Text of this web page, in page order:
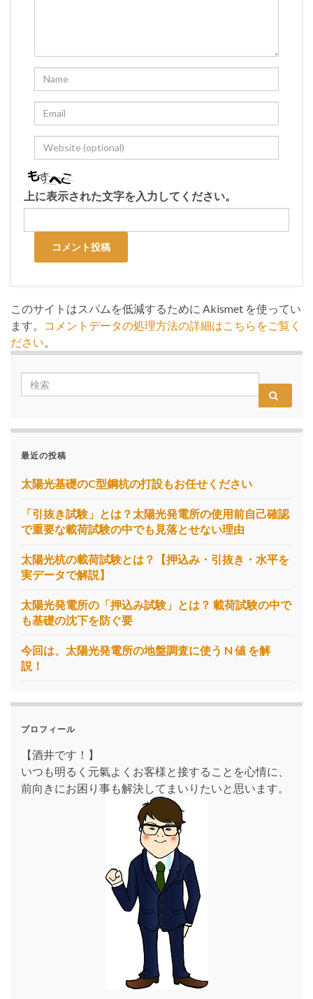
上に表示された文字を入力してください。
このサイトはスパムを低減するために Akismet を使ってい
ます。
コメントデータの処理方法の詳細はこちらをご覧く
ださい。
最近の投稿
太陽光基礎のC型鋼杭の打設もお任せください
「引抜き試験」とは？太陽光発電所の使用前自己確認
で重要な載荷試験の中でも見落とせない理由
太陽光杭の載荷試験とは？【押込み・引抜き・水平を
実データで解説】
太陽光発電所の「押込み試験」とは？ 載荷試験の中で
も基礎の沈下を防ぐ要
今回は、太陽光発電所の地盤調査に使う N 値 を解
説！
プロフィール
【酒井です！】
いつも明るく元氣よくお客様と接することを心情に、
前向きにお困り事も解決してまいりたいと思います。